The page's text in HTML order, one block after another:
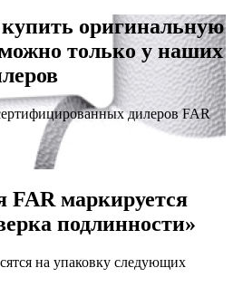
оригинальную
только у наших
дилеров FAR
FAR маркируется
подлинности»
на упаковку следующих